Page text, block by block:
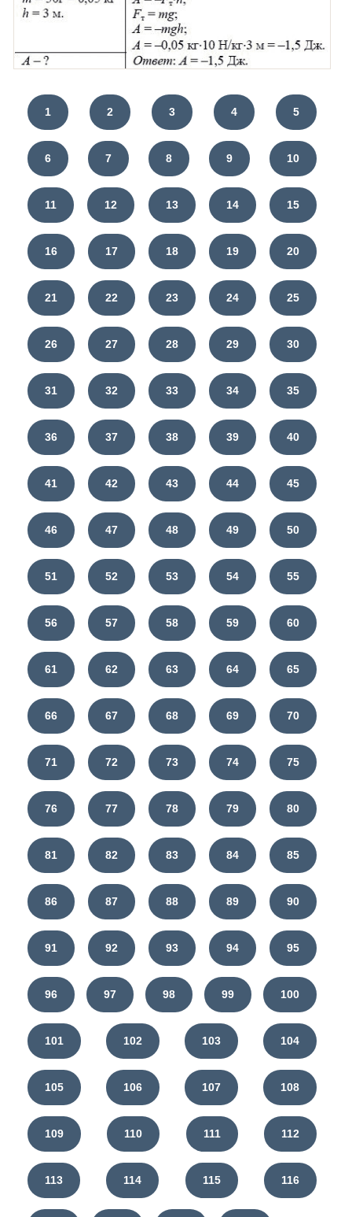
1 2 3 4 5
6 7 8 9 10
11 12 13 14 15
16 17 18 19 20
21 22 23 24 25
26 27 28 29 30
31 32 33 34 35
36 37 38 39 40
41 42 43 44 45
46 47 48 49 50
51 52 53 54 55
56 57 58 59 60
61 62 63 64 65
66 67 68 69 70
71 72 73 74 75
76 77 78 79 80
81 82 83 84 85
86 87 88 89 90
91 92 93 94 95
96 97 98 99 100
101 102 103 104
105 106 107 108
109 110 111 112
113 114 115 116